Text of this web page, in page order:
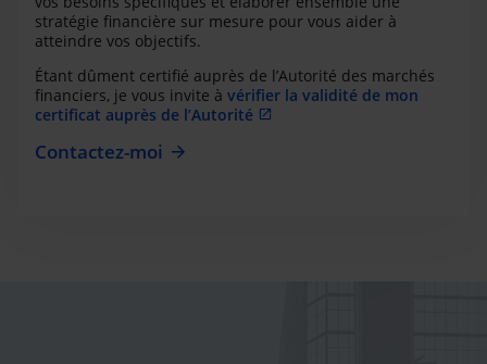
stratégie financière sur mesure pour vous aider à
atteindre vos objectifs.
Étant dûment certifié auprès de l’Autorité des marchés
financiers, je vous invite à vérifier la validité de mon
certificat auprès de l’Autorité
Contactez-moi